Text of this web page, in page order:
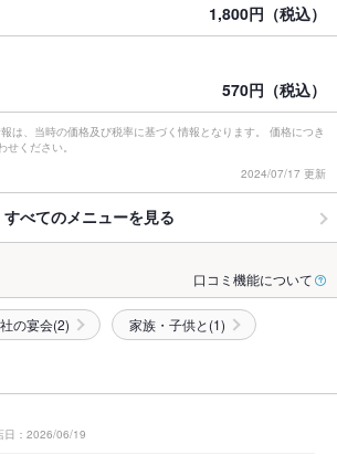
1,800円（税込）
570円（税込）
は、当時の価格及び税率に基づく情報となります。 価格につき
ください。
2024/07/17 更新
すべてのメニューを見る
口コミ機能について
の宴会(2) 家族・子供と(1)
日：2026/06/19